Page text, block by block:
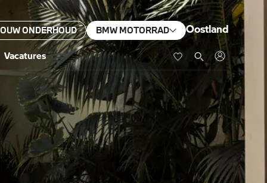
ONDERHOUD BMW MOTORRAD Oostland
Vacatures